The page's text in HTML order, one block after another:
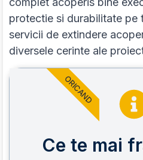
protectie si durabilitate pe
servicii de extindere
diversele cerinte ale
Ce te mai
ORICAND